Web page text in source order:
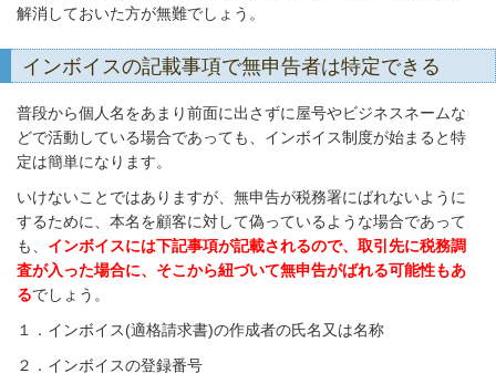
解消しておいた方が無難でしょう。
インボイスの記載事項で無申告者は特定できる
普段から個人名をあまり前面に出さずに屋号やビジネスネームな
どで活動している場合であっても、インボイス制度が始まると特
定は簡単になります。
いけないことではありますが、無申告が税務署にばれないように
するために、本名を顧客に対して偽っているような場合であって
も、 インボイスには下記事項が記載されるので、取引先に税務調
査が入った場合に、そこから紐づいて無申告がばれる可能性もあ
るでしょう。
１．インボイス(適格請求書)の作成者の氏名又は名称
２．インボイスの登録番号